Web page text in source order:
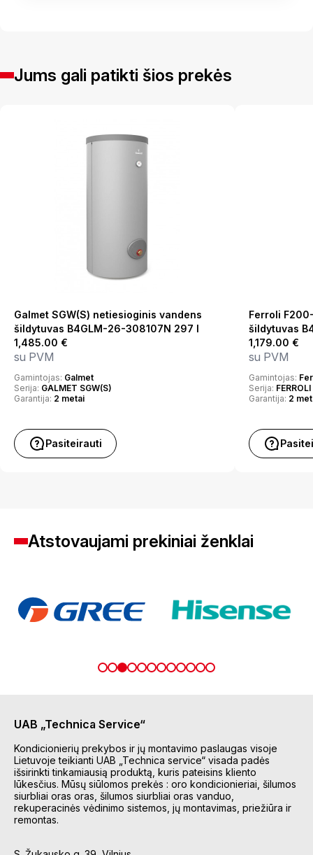
Jums gali patikti šios prekės
Galmet SGW(S) netiesioginis vandens
šildytuvas B4GLM-26-308107N 297 l
1,485.00 €
su PVM
Gamintojas: Galmet
Serija: GALMET SGW(S)
Garantija: 2 metai
Pasiteirauti
Ferroli
šildytuvas
1,179.00 €
su PVM
Gamintojas:
Serija:
Garantija: 2
Atstovaujami prekiniai ženklai
UAB „Technica Service“
Kondicionierių prekybos ir jų montavimo paslaugas visoje
Lietuvoje teikianti UAB „Technica service“ visada padės
išsirinkti tinkamiausią produktą, kuris pateisins kliento
lūkesčius. Mūsų siūlomos prekės : oro kondicionieriai, šilumos
siurbliai oras oras, šilumos siurbliai oras vanduo,
rekuperacinės vėdinimo sistemos, jų montavimas, priežiūra ir
remontas.